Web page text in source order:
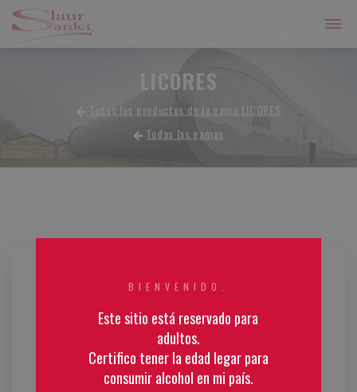
LICORES
Todos los productos de la gama LICORES
Todas las gamas
BIENVENIDO.
Este sitio está reservado para
adultos.
Certifico tener la edad legar para
consumir alcohol en mi país.